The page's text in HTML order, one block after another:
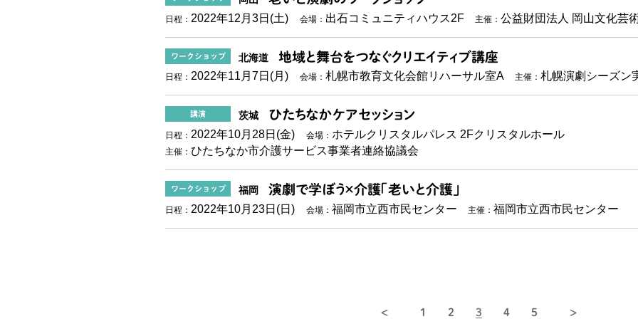
日程： 2022年12月3日(土) 会場： 出石コミュニティハウス2F 主催： 公益財団法人 岡山文化芸
ワークショップ 北海道 地域と舞台をつなぐクリエイティブ講座
日程： 2022年11月7日(月) 会場： 札幌市教育文化会館リハーサル室A 主催： 札幌演劇シーズン
講演 茨城 ひたちなかケアセッション
日程： 2022年10月28日(金) 会場： ホテルクリスタルパレス 2Fクリスタルホール
主催： ひたちなか市介護サービス事業者連絡協議会
ワークショップ 福岡 演劇で学ぼう×介護「老いと介護」
日程： 2022年10月23日(日) 会場： 福岡市立西市民センター 主催： 福岡市立西市民センター
< 1 2 3 4 5 >